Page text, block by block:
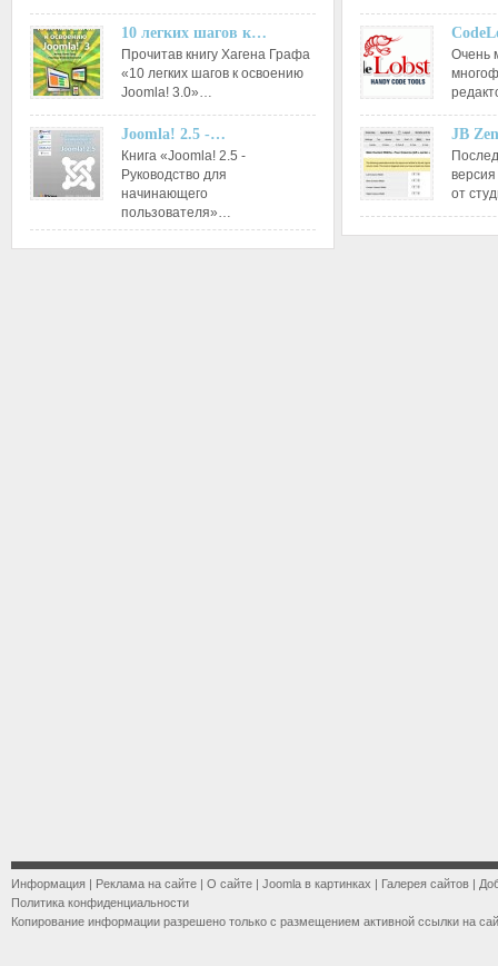
10 легких шагов к…
Прочитав книгу Хагена Графа
«10 легких шагов к освоению
Joomla! 3.0»…
Joomla! 2.5 -…
Книга «Joomla! 2.5 -
Руководство для
начинающего
пользователя»…
Очень
JB
от
Информация | Реклама на сайте | О сайте | Joomla в картинках | Галерея сайтов |
Политика конфиденциальности
Копирование информации разрешено только с размещением активной ссылки на